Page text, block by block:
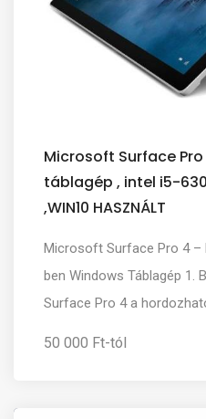
Microsoft Surface
táblagép , intel i5-
,WIN10 HASZNÁLT
Microsoft Surface Pro 4
ben Windows Táblagép 1.
Surface Pro 4 a
50 000 Ft-tól